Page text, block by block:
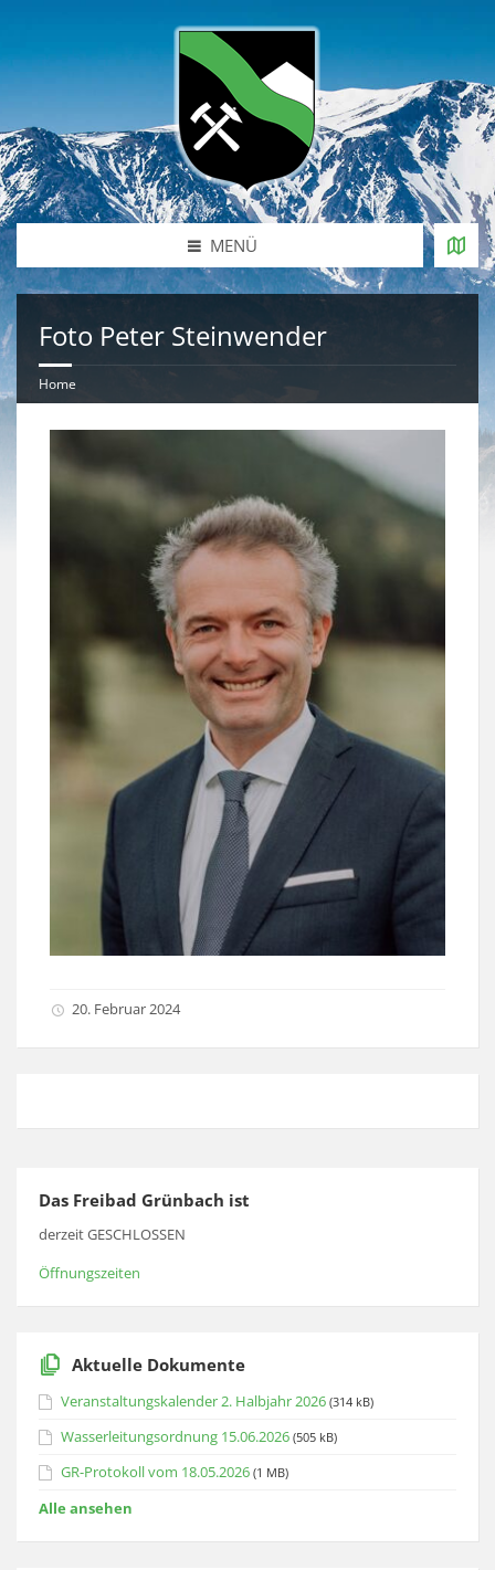
MENÜ
Foto Peter Steinwender
Home
20. Februar 2024
Das Freibad Grünbach ist
derzeit GESCHLOSSEN
Öffnungszeiten
Aktuelle Dokumente
Veranstaltungskalender 2. Halbjahr 2026 (314 kB)
Wasserleitungsordnung 15.06.2026 (505 kB)
GR-Protokoll vom 18.05.2026 (1 MB)
Alle ansehen